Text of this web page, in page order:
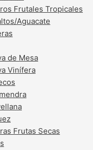
Frutales Tropicales
Aguacate
de Mesa
Vinífera
Frutas Secas